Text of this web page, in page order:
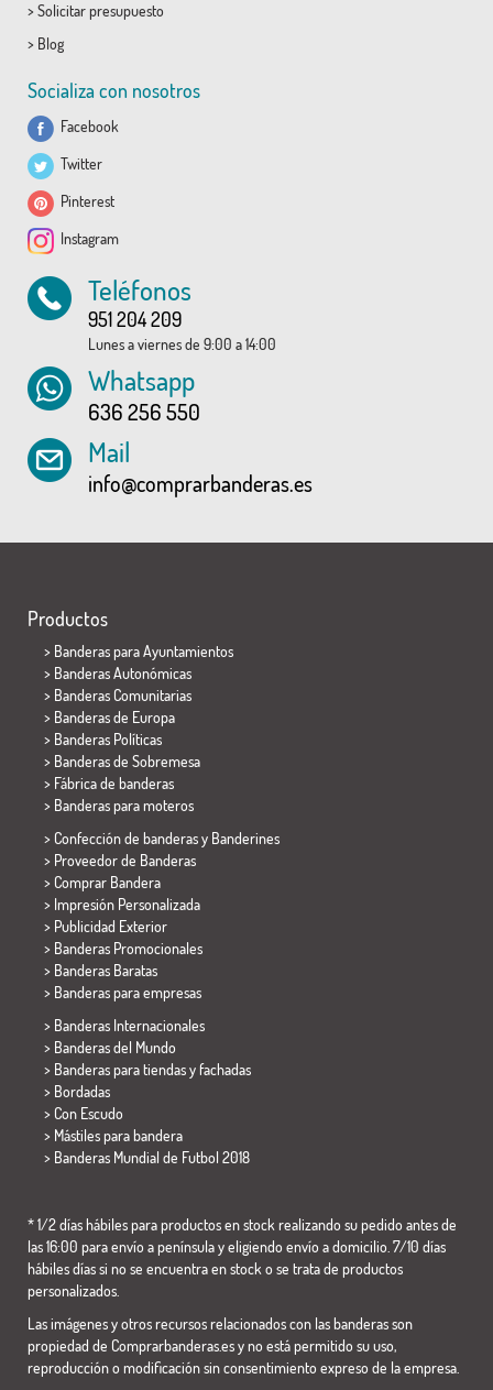
> Solicitar presupuesto
> Blog
Socializa con nosotros
Facebook
Twitter
Pinterest
Instagram
Teléfonos
951 204 209
Lunes a viernes de 9:00 a 14:00
Whatsapp
636 256 550
Mail
info@comprarbanderas.es
Productos
> Banderas para Ayuntamientos
> Banderas Autonómicas
> Banderas Comunitarias
> Banderas de Europa
> Banderas Políticas
> Banderas de Sobremesa
> Fábrica de banderas
> Banderas para moteros
> Confección de banderas y Banderines
> Proveedor de Banderas
> Comprar Bandera
> Impresión Personalizada
> Publicidad Exterior
> Banderas Promocionales
> Banderas Baratas
> Banderas para empresas
> Banderas Internacionales
> Banderas del Mundo
> Banderas para tiendas y fachadas
> Bordadas
> Con Escudo
> Mástiles para bandera
> Banderas Mundial de Futbol 2018
* 1/2 días hábiles para productos en stock realizando su pedido antes de
las 16:00 para envío a península y eligiendo envío a domicilio. 7/10 días
hábiles días si no se encuentra en stock o se trata de productos
personalizados.
Las imágenes y otros recursos relacionados con las banderas son
propiedad de Comprarbanderas.es y no está permitido su uso,
reproducción o modificación sin consentimiento expreso de la empresa.